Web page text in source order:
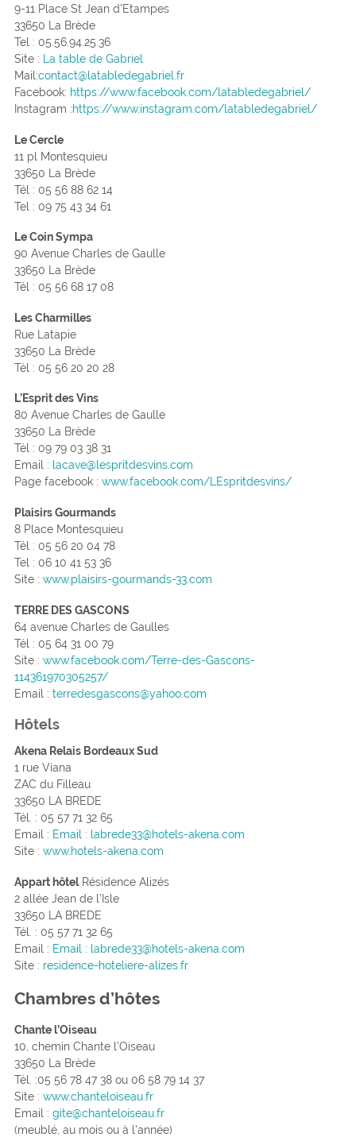
9-11 Place St Jean d’Etampes
33650 La Brède
Tel : 05.56.94.25.36
Site :
La table de Gabriel
Mail:contact@latabledegabriel.fr
Facebook: https://www.facebook.com/latabledegabriel/
Instagram :https://www.instagram.com/latabledegabriel/
Le Cercle
11 pl Montesquieu
33650 La Brède
Tél : 05 56 88 62 14
Tel : 09 75 43 34 61
Le Coin Sympa
90 Avenue Charles de Gaulle
33650 La Brède
Tél : 05 56 68 17 08
Les Charmilles
Rue Latapie
33650 La Brède
Tél : 05 56 20 20 28
L’Esprit des Vins
80 Avenue Charles de Gaulle
33650 La Brède
Tél : 09 79 03 38 31
Email : lacave@lespritdesvins.com
Page facebook : www.facebook.com/LEspritdesvins/
Plaisirs Gourmands
8 Place Montesquieu
Tél : 05 56 20 04 78
Tel : 06 10 41 53 36
Site : www.plaisirs-gourmands-33.com
TERRE DES GASCONS
64 avenue Charles de Gaulles
Tél : 05 64 31 00 79
Site : www.facebook.com/Terre-des-Gascons-
114361970305257/
Email : terredesgascons@yahoo.com
Hôtels
Akena Relais Bordeaux Sud
1 rue Viana
ZAC du Filleau
33650 LA BREDE
Tél. : 05 57 71 32 65
Email : Email : labrede33@hotels-akena.com
Site : www.hotels-akena.com
Appart hôtelRésidence Alizés
2 allée Jean de l’Isle
33650 LA BREDE
Tél. : 05 57 71 32 65
Email : Email : labrede33@hotels-akena.com
Site : residence-hoteliere-alizes.fr
Chambres d’hôtes
Chante l’Oiseau
10, chemin Chante l’Oiseau
33650 La Brède
Tél. :05 56 78 47 38 ou 06 58 79 14 37
Site : www.chanteloiseau.fr
Email : gite@chanteloiseau.fr
(meublé, au mois ou à l’année)